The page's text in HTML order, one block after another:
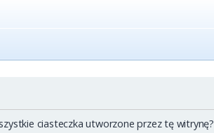
ciasteczka utworzone przez tę witrynę?